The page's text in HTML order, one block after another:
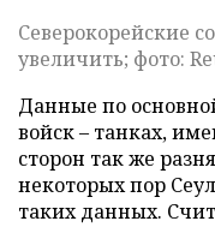
Северокорейские
увеличить; фото:
Данные по
войск – танках,
сторон так же
некоторых пор
таких данных.